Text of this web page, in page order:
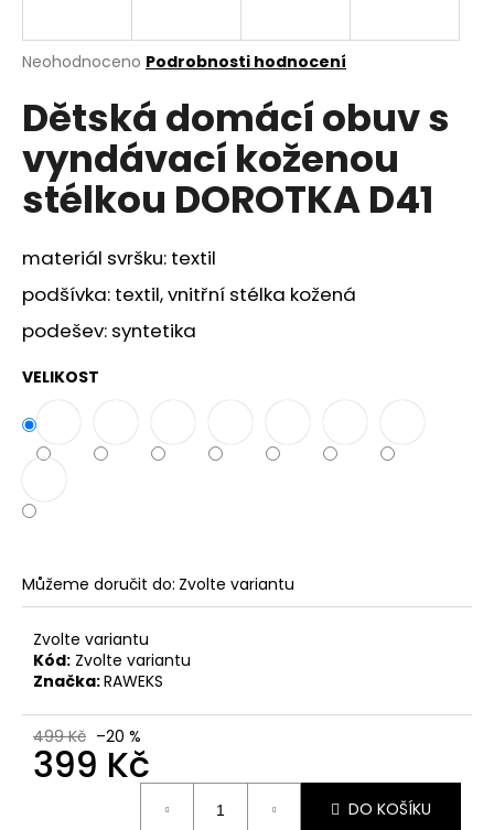
Průměrné
produktu
je
z
5
hvězdiček.
Neohodnoceno Podrobnosti hodnocení
Dětská domácí obuv s
vyndávací koženou
stélkou DOROTKA D41
materiál svršku: textil
podšívka: textil, vnitřní stélka kožená
podešev: syntetika
VELIKOST
Můžeme doručit do: Zvolte variantu
Zvolte variantu
Kód: Zvolte variantu
Značka:RAWEKS
499 Kč –20 %
399 Kč
DO KOŠÍKU
j
t
?
HLEDAT
D
o
o
u
č
u
m
DÁMSKÉ
ŽABKY
INBLU
ZO19
BRONZOVÉ